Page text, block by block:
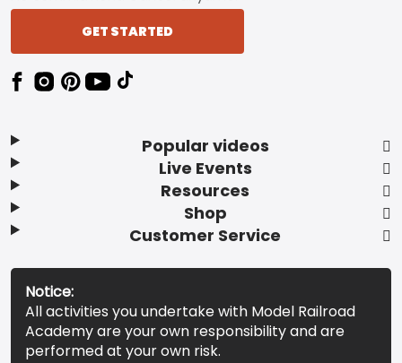
Popular videos
Live Events
Resources
Shop
Customer Service
GET STARTED
Notice:
All activities you undertake with Model Railroad
Academy are your own responsibility and are
performed at your own risk.